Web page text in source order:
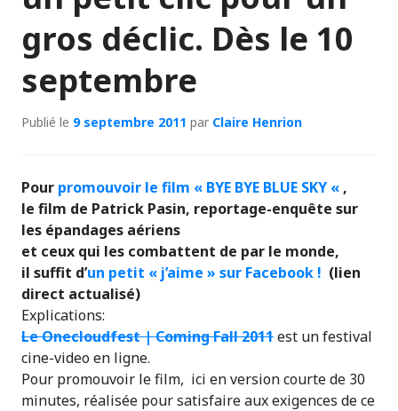
gros déclic. Dès le 10
septembre
Publié le 9 septembre 2011 par Claire Henrion
Pour promouvoir le film « BYE BYE BLUE SKY « ,
le film de Patrick Pasin, reportage-enquête sur
les épandages aériens
et ceux qui les combattent de par le monde,
il suffit d’un petit « j’aime » sur Facebook ! (lien
direct actualisé)
Explications:
Le Onecloudfest | Coming Fall 2011est unfestival
cine-video en ligne.
Pour promouvoir le film, ici en version courte de 30
minutes, réalisée pour satisfaire aux exigences de ce